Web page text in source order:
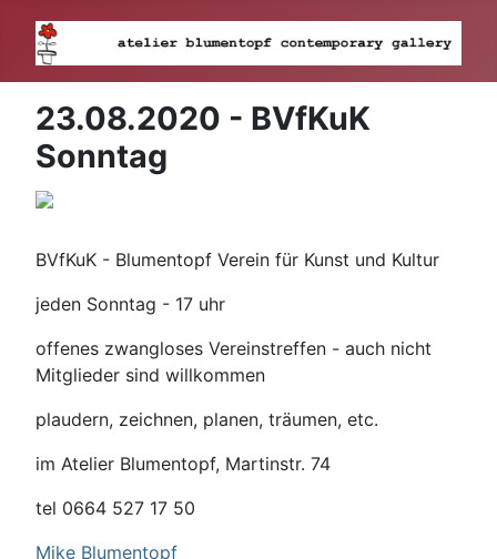
23.08.2020 - BVfKuK
Sonntag
BVfKuK - Blumentopf Verein für Kunst und Kultur
jeden Sonntag - 17 uhr
offenes zwangloses Vereinstreffen - auch nicht
Mitglieder sind willkommen
plaudern, zeichnen, planen, träumen, etc.
im Atelier Blumentopf, Martinstr. 74
tel 0664 527 17 50
Mike Blumentopf